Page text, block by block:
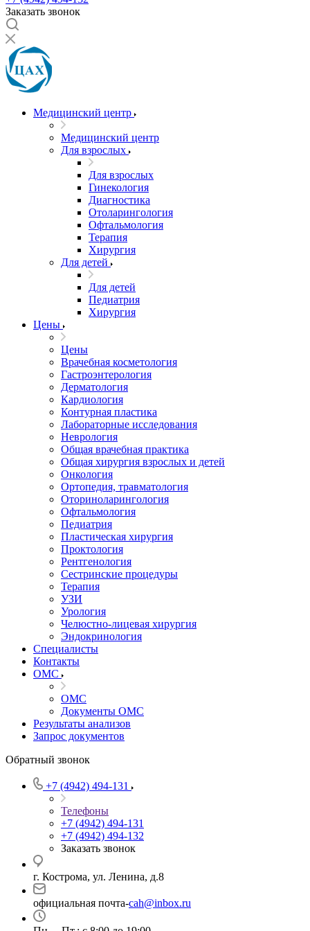
Заказать звонок
Медицинский центр
Медицинский центр
Для взрослых
Для взрослых
Гинекология
Диагностика
Отоларингология
Офтальмология
Терапия
Хирургия
Для детей
Для детей
Педиатрия
Хирургия
Цены
Цены
Врачебная косметология
Гастроэнтерология
Дерматология
Кардиология
Контурная пластика
Лабораторные исследования
Неврология
Общая врачебная практика
Общая хирургия взрослых и детей
Онкология
Ортопедия, травматология
Оториноларингология
Офтальмология
Педиатрия
Пластическая хирургия
Проктология
Рентгенология
Сестринские процедуры
Терапия
УЗИ
Урология
Челюстно-лицевая хирургия
Эндокринология
Специалисты
Контакты
ОМС
ОМС
Документы ОМС
Результаты анализов
Запрос документов
Обратный звонок
+7 (4942) 494-131
Телефоны
+7 (4942) 494-131
+7 (4942) 494-132
Заказать звонок
г. Кострома, ул. Ленина, д.8
официальная почта-cah@inbox.ru